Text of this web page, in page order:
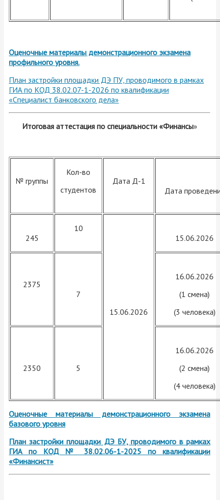
Оценочные материалы демонстрационного экзамена
профильного уровня.
План застройки площадки ДЭ ПУ, проводимого в рамках
ГИА по КОД 38.02.07-1-2026 по квалификации
«Специалист банковского дела»
Итоговая аттестация по специальности «Финансы»
№ группы
Кол-во
студентов
Дата Д-1
Дата
245
10
15.06.2026
15.06.2026
2375
7
16.06.2026
(1 смена)
(3 человека)
2350 5
16.06.2026
(2 смена)
(4 человека)
Оценочные материалы демонстрационного экзамена
базового уровня
План застройки площадки ДЭ БУ, проводимого в рамках
ГИА по КОД № 38.02.06-1-2025 по квалификации
«Финансист»